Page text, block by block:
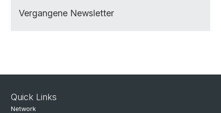
Vergangene Newsletter
Quick Links
Network